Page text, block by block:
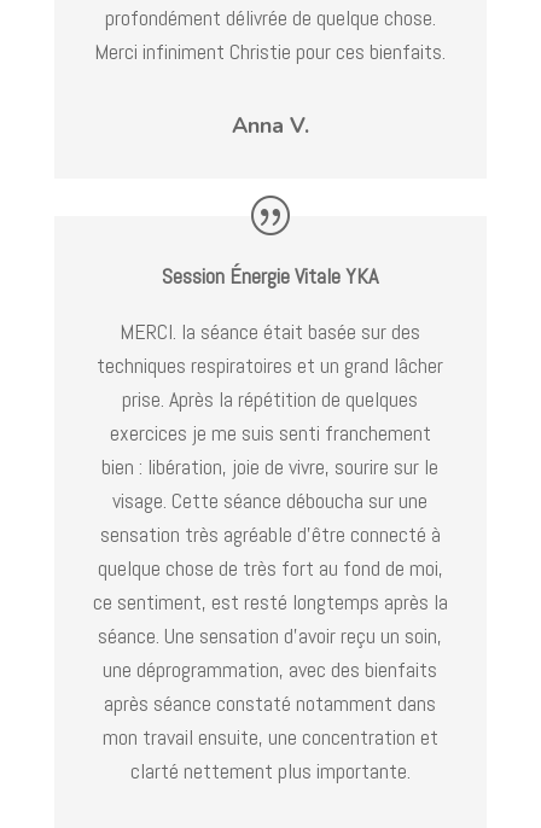
profondément délivrée de quelque chose.
Merci infiniment Christie pour ces bienfaits.
Anna V.
Session Énergie Vitale YKA
MERCI. la séance était basée sur des
techniques respiratoires et un grand lâcher
prise. Après la répétition de quelques
exercices je me suis senti franchement
bien : libération, joie de vivre, sourire sur le
visage. Cette séance déboucha sur une
sensation très agréable d’être connecté à
quelque chose de très fort au fond de moi,
ce sentiment, est resté longtemps après la
séance. Une sensation d’avoir reçu un soin,
une déprogrammation, avec des bienfaits
après séance constaté notamment dans
mon travail ensuite, une concentration et
clarté nettement plus importante.